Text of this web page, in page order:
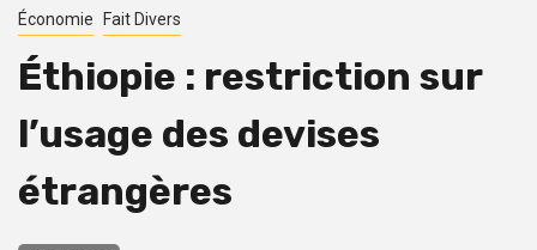
Économie Fait Divers
Éthiopie : restriction sur
l’usage des devises
étrangères